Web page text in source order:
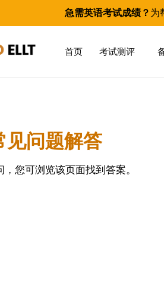
急需英语考试成绩？ 为
首页 考试测评
见问题解答
，您可浏览该页面找到答案。